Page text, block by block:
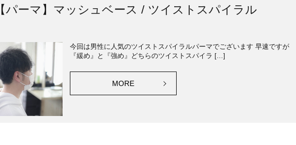
【パーマ】マッシュベース / ツイストスパイラル
今回は男性に人気のツイストスパイラルパーマでございます 早速ですが
『緩め』と『強め』どちらのツイストスパイラ […]
MORE